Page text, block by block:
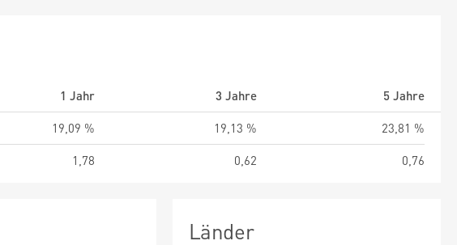
1 Jahr 3 Jahre
5 Jahre
19,09 % 19,13 %
23,81 %
1,78 0,62 0,76
Länder